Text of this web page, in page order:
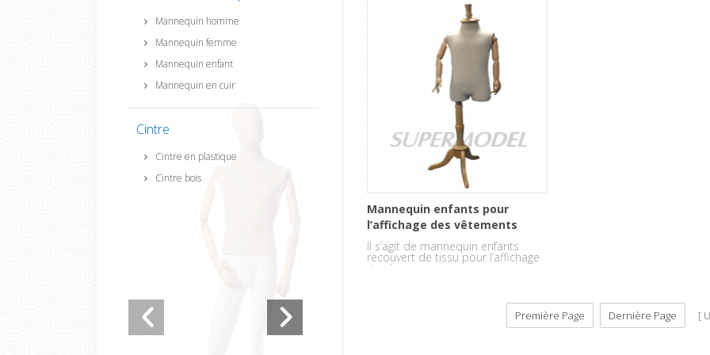
Mannequin homme
Mannequin femme
Mannequin enfant
Mannequin en cuir
Cintre
Cintre en plastique
Cintre bois
Mannequin enfants pour
l’affichage des vêtements
couverts de tissu
Il s’agit de mannequin enfants
recouvert de tissu pour l’affichage
de vêtements.
Première Page Dernière Page